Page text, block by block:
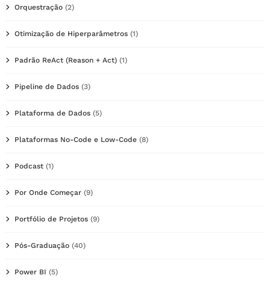
Orquestração (2)
Otimização de Hiperparâmetros (1)
Padrão ReAct (Reason + Act) (1)
Pipeline de Dados (3)
Plataforma de Dados (5)
Plataformas No-Code e Low-Code (8)
Podcast (1)
Por Onde Começar (9)
Portfólio de Projetos (9)
Pós-Graduação (40)
Power BI (5)